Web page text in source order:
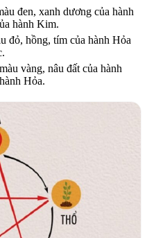
đen, xanh dương của hành
hành Kim.
đỏ, hồng, tím của hành Hỏa
vàng, nâu đất của hành
Hỏa.